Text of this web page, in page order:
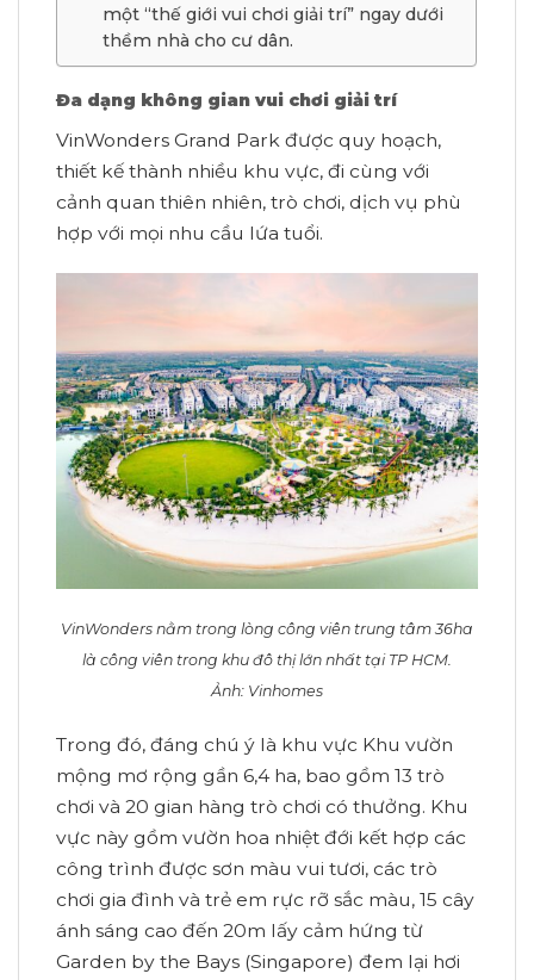
một “thế giới vui chơi giải trí” ngay dưới
thềm nhà cho cư dân.
Đa dạng không gian vui chơi giải trí
VinWonders Grand Park được quy hoạch,
thiết kế thành nhiều khu vực, đi cùng với
cảnh quan thiên nhiên, trò chơi, dịch vụ phù
hợp với mọi nhu cầu lứa tuổi.
VinWonders nằm trong lòng công viên trung tâm 36ha
là công viên trong khu đô thị lớn nhất tại TP HCM.
Ảnh: Vinhomes
Trong đó, đáng chú ý là khu vực Khu vườn
mộng mơ rộng gần 6,4 ha, bao gồm 13 trò
chơi và 20 gian hàng trò chơi có thưởng. Khu
vực này gồm vườn hoa nhiệt đới kết hợp các
công trình được sơn màu vui tươi, các trò
chơi gia đình và trẻ em rực rỡ sắc màu, 15 cây
ánh sáng cao đến 20m lấy cảm hứng từ
Garden by the Bays (Singapore) đem lại hơi